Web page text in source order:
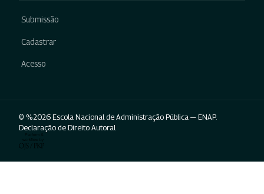
Submissão
Cadastrar
Acesso
© %2026 Escola Nacional de Administração Pública — ENAP.
Declaração de Direito Autoral